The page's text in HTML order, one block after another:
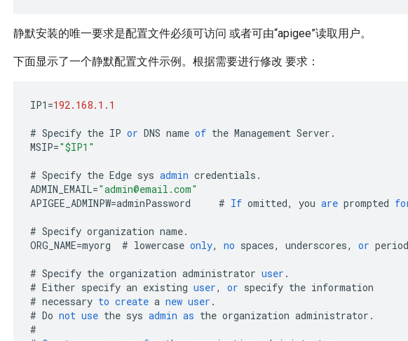
静默安装的唯一要求是配置文件必须可访问 或者可由“apigee”读取用户。
下面显示了一个静默配置文件示例。根据需要进行修改 要求：
IP1 =192.168.1.1
# Specify the IP or DNS name of the Management Server .
MSIP="$IP1"
# Specify the Edge sys admin credentials .
ADMIN_EMAIL="admin@email.com"
APIGEE_ADMINPW=adminPassword # If omitted, you are prompted
# Specify organization name.
ORG_NAME=myorg # lowercase only, no spaces, underscores, or
# Specify the organization administrator user .
# Either specify an existing user, or specify the information
# necessary to create a new user .
# Do not use the sys admin as the organization administrator .
#